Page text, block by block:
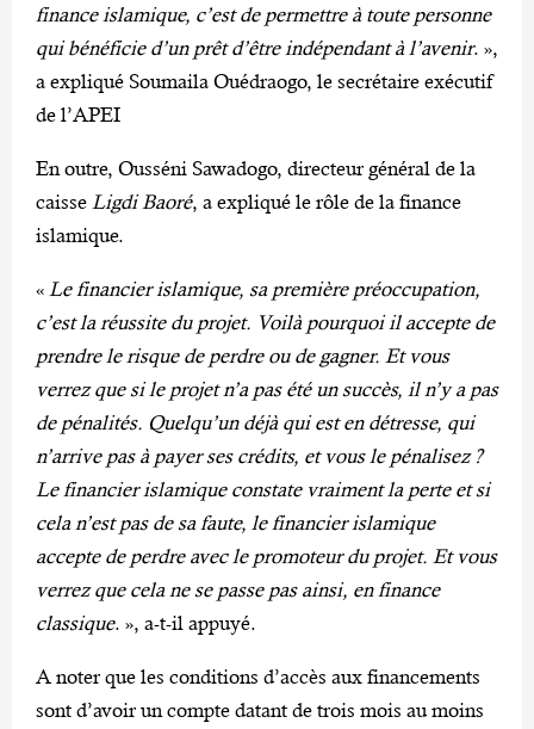
finance islamique, c’est de permettre à toute personne
qui bénéficie d’un prêt d’être indépendant à l’avenir. »,
a expliqué Soumaila Ouédraogo, le secrétaire exécutif
de l’APEI
En outre, Ousséni Sawadogo, directeur général de la
caisse Ligdi Baoré, a expliqué le rôle de la finance
islamique.
« Le financier islamique, sa première préoccupation,
c’est la réussite du projet. Voilà pourquoi il accepte de
prendre le risque de perdre ou de gagner. Et vous
verrez que si le projet n’a pas été un succès, il n’y a pas
de pénalités. Quelqu’un déjà qui est en détresse, qui
n’arrive pas à payer ses crédits, et vous le pénalisez ?
Le financier islamique constate vraiment la perte et si
cela n’est pas de sa faute, le financier islamique
accepte de perdre avec le promoteur du projet. Et vous
verrez que cela ne se passe pas ainsi, en finance
classique. », a-t-il appuyé.
A noter que les conditions d’accès aux financements
sont d’avoir un compte datant de trois mois au moins